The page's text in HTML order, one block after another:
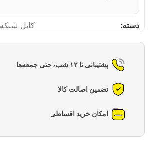
دسته: کابل شبکه
پشتیبانی تا ۱۲ شب، حتی جمعه‌ها
تضمین اصالت کالا
امکان خرید اقساطی